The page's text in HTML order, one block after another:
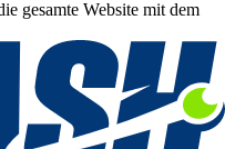
gesamte Website mit dem